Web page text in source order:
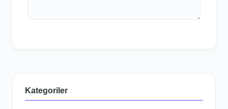
Kategoriler